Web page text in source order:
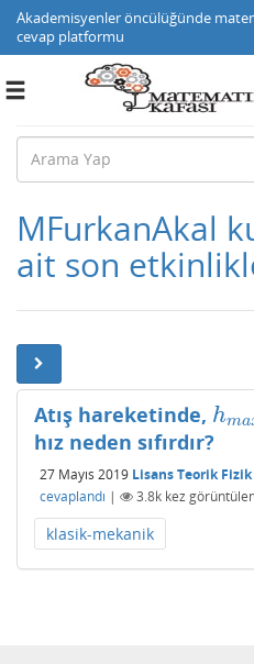
Akademisyenler öncülüğünde
cevap platformu
Toggle
MFurkanAkal
ait son
Atış hareketinde, hma
hma
hız neden sıfırdır?
27 Mayıs 2019 Lisans Teorik Fizik
cevaplandı | 3.8k kez
klasik-mekanik